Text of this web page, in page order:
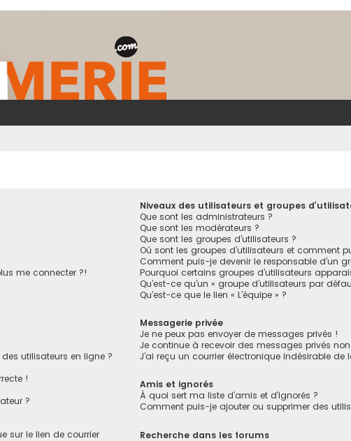
me connecter ?!
utilisateurs en ligne ?
!
?
sur le lien de courrier
Niveaux des utilisateurs et groupes
Que sont les administrateurs ?
Que sont les modérateurs ?
Que sont les groupes d’utilisateurs ?
Où sont les groupes d’utilisateurs et comment
Comment puis-je devenir le responsable d’un
Pourquoi certains groupes d’utilisateurs
Qu’est-ce qu’un « groupe d’utilisateurs par
Qu’est-ce que le lien « L’équipe » ?
Messagerie privée
Je ne peux pas envoyer de messages privés !
Je continue à recevoir des messages privés
J’ai reçu un courrier électronique indésirable
Amis et ignorés
À quoi sert ma liste d’amis et d’ignorés ?
Comment puis-je ajouter ou supprimer des
Recherche dans les forums